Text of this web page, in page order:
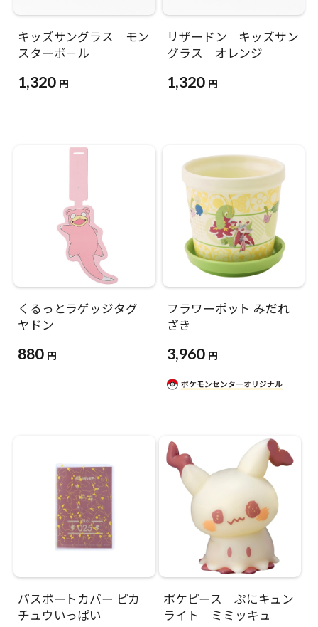
キッズサングラス モン
スターボ－ル
1,320 円
リザードン キッズサン
グラス オレンジ
1,320 円
くるっとラゲッジタグ
ヤドン
880 円
フラワーポット みだれ
ざき
3,960 円
パスポートカバー ピカ
チュウいっぱい
ポケピース ぷにキュン
ライト ミミッキュ